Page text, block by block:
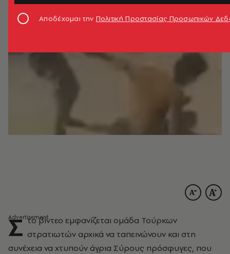
Σ το βίντεο εμφανίζεται ομάδα Τούρκων
στρατιωτών αρχικά να ταπεινώνουν και στη
συνέχεια να χτυπούν άγρια Σύρους πρόσφυγες, που
Αποδέχομαι την Πολιτική Προστασίας Προσωπικών